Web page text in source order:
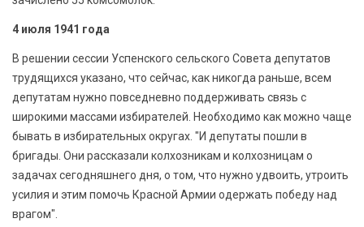
4 июля 1941 года
В решении сессии Успенского сельского Совета депутатов
трудящихся указано, что сейчас, как никогда раньше, всем
депутатам нужно повседневно поддерживать связь с
широкими массами избирателей. Необходимо как можно чаще
бывать в избирательных округах. "И депутаты пошли в
бригады. Они рассказали колхозникам и колхозницам о
задачах сегодняшнего дня, о том, что нужно удвоить, утроить
усилия и этим помочь Красной Армии одержать победу над
врагом".